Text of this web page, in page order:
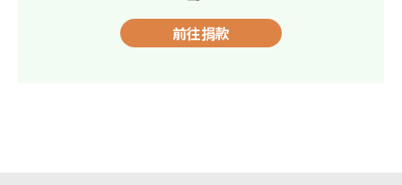
前往捐款